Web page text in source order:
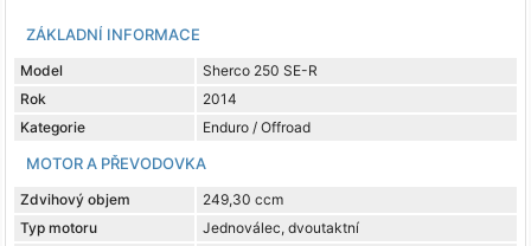
ZÁKLADNÍ INFORMACE
Model
Sherco 250 SE-R
Rok
2014
Kategorie
Enduro / Offroad
MOTOR A PŘEVODOVKA
Zdvihový objem
249,30 ccm
Typ motoru
Jednoválec, dvoutaktní